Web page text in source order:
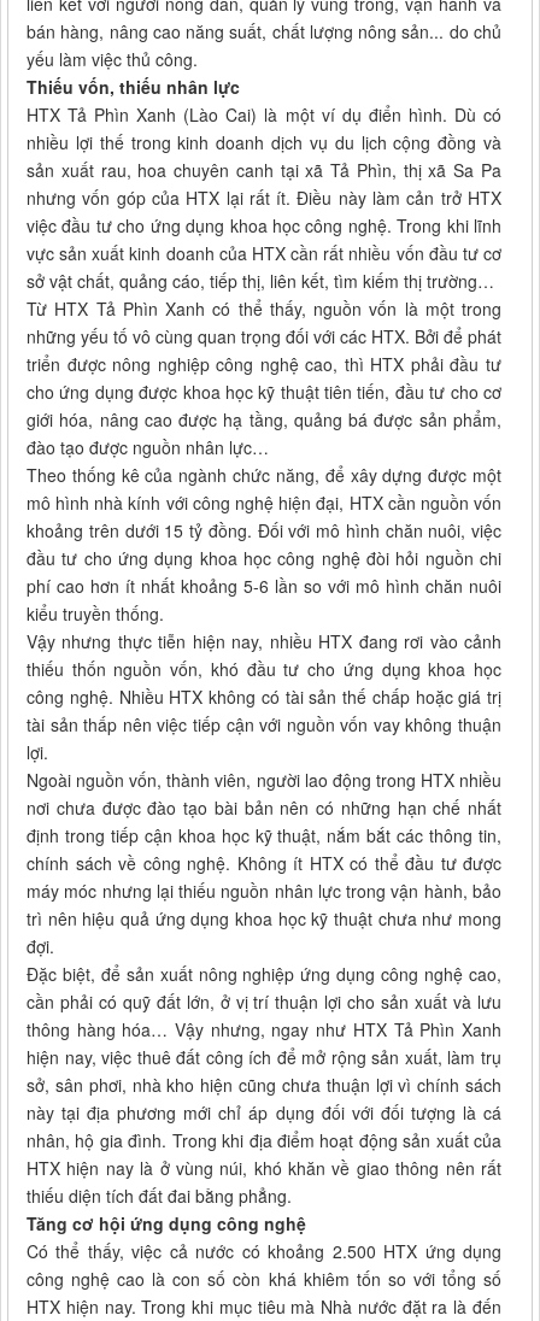
bán hàng, nâng cao năng suất, chất lượng nông sản... do chủ
yếu làm việc thủ công.
Thiếu vốn, thiếu nhân lực
HTX Tả Phìn Xanh (Lào Cai) là một ví dụ điển hình. Dù có
nhiều lợi thế trong kinh doanh dịch vụ du lịch cộng đồng và
sản xuất rau, hoa chuyên canh tại xã Tả Phìn, thị xã Sa Pa
nhưng vốn góp của HTX lại rất ít. Điều này làm cản trở HTX
việc đầu tư cho ứng dụng khoa học công nghệ. Trong khi lĩnh
vực sản xuất kinh doanh của HTX cần rất nhiều vốn đầu tư cơ
sở vật chất, quảng cáo, tiếp thị, liên kết, tìm kiếm thị trường…
Từ HTX Tả Phìn Xanh có thể thấy, nguồn vốn là một trong
những yếu tố vô cùng quan trọng đối với các HTX. Bởi để phát
triển được nông nghiệp công nghệ cao, thì HTX phải đầu tư
cho ứng dụng được khoa học kỹ thuật tiên tiến, đầu tư cho cơ
giới hóa, nâng cao được hạ tầng, quảng bá được sản phẩm,
đào tạo được nguồn nhân lực…
Theo thống kê của ngành chức năng, để xây dựng được một
mô hình nhà kính với công nghệ hiện đại, HTX cần nguồn vốn
khoảng trên dưới 15 tỷ đồng. Đối với mô hình chăn nuôi, việc
đầu tư cho ứng dụng khoa học công nghệ đòi hỏi nguồn chi
phí cao hơn ít nhất khoảng 5-6 lần so với mô hình chăn nuôi
kiểu truyền thống.
Vậy nhưng thực tiễn hiện nay, nhiều HTX đang rơi vào cảnh
thiếu thốn nguồn vốn, khó đầu tư cho ứng dụng khoa học
công nghệ. Nhiều HTX không có tài sản thế chấp hoặc giá trị
tài sản thấp nên việc tiếp cận với nguồn vốn vay không thuận
lợi.
Ngoài nguồn vốn, thành viên, người lao động trong HTX nhiều
nơi chưa được đào tạo bài bản nên có những hạn chế nhất
định trong tiếp cận khoa học kỹ thuật, nắm bắt các thông tin,
chính sách về công nghệ. Không ít HTX có thể đầu tư được
máy móc nhưng lại thiếu nguồn nhân lực trong vận hành, bảo
trì nên hiệu quả ứng dụng khoa học kỹ thuật chưa như mong
đợi.
Đặc biệt, để sản xuất nông nghiệp ứng dụng công nghệ cao,
cần phải có quỹ đất lớn, ở vị trí thuận lợi cho sản xuất và lưu
thông hàng hóa… Vậy nhưng, ngay như HTX Tả Phìn Xanh
hiện nay, việc thuê đất công ích để mở rộng sản xuất, làm trụ
sở, sân phơi, nhà kho hiện cũng chưa thuận lợi vì chính sách
này tại địa phương mới chỉ áp dụng đối với đối tượng là cá
nhân, hộ gia đình. Trong khi địa điểm hoạt động sản xuất của
HTX hiện nay là ở vùng núi, khó khăn về giao thông nên rất
thiếu diện tích đất đai bằng phẳng.
Tăng cơ hội ứng dụng công nghệ
Có thể thấy, việc cả nước có khoảng 2.500 HTX ứng dụng
công nghệ cao là con số còn khá khiêm tốn so với tổng số
HTX hiện nay. Trong khi mục tiêu mà Nhà nước đặt ra là đến